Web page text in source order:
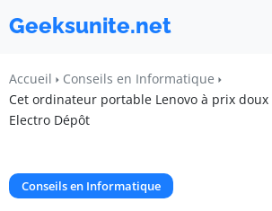
Geeksunite.net
Accueil
Conseils en Informatique
Cet ordinateur portable Lenovo à prix
Electro Dépôt
Conseils en Informatique